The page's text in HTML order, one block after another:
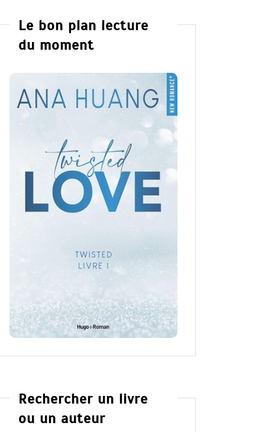
Le bon plan lecture
du moment
Rechercher un livre
ou un auteur